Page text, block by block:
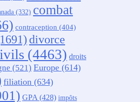
(332) combat
contraception (404)
divorce
(4463) droits
(521) Europe (614)
filiation (634)
GPA (428) impôts